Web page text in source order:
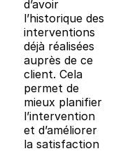
d’avoir
l’historique des
interventions
déjà réalisées
auprès de ce
client. Cela
permet de
mieux planifier
l’intervention
et d’améliorer
la satisfaction